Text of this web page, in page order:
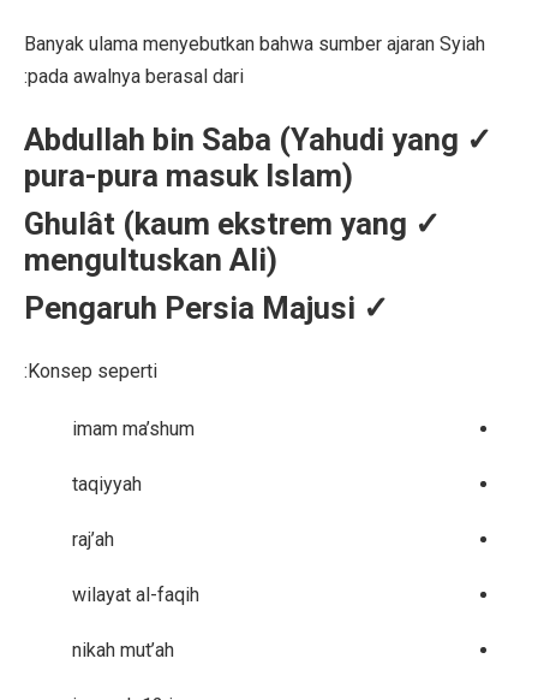
Banyak ulama menyebutkan bahwa sumber ajaran Syiah
pada awalnya berasal dari:
✓ Abdullah bin Saba (Yahudi yang
pura-pura masuk Islam)
✓ Ghulât (kaum ekstrem yang
mengultuskan Ali)
✓ Pengaruh Persia Majusi
Konsep seperti:
imam ma’shum
taqiyyah
raj’ah
wilayat al-faqih
nikah mut’ah